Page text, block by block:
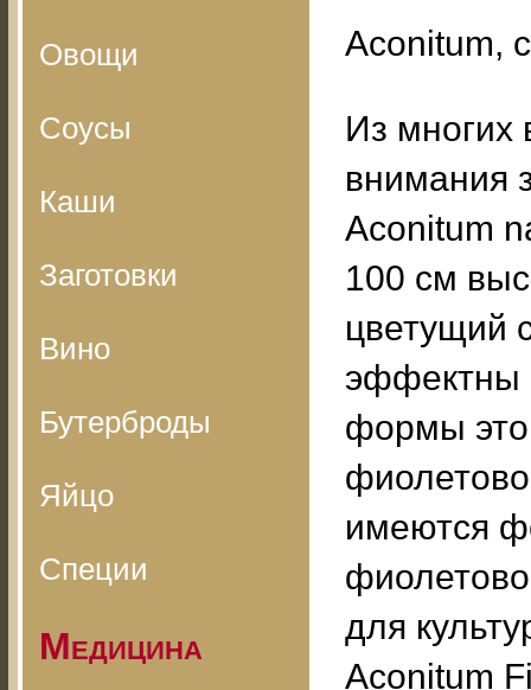
Овощи
Соусы
Каши
Заготовки
Вино
Бутерброды
Яйцо
Специи
Медицина
Aconitum,
Из многих
внимания
Aconitum
100 см
цветущий
эффектны
формы
имеются
для
Aconitum